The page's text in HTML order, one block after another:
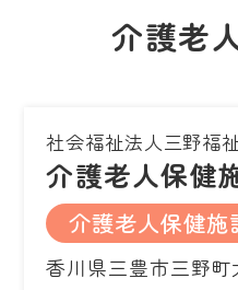
介護老
社会福祉法人三野福
介護老人保健
介護老人保健施
香川県三豊市三野町